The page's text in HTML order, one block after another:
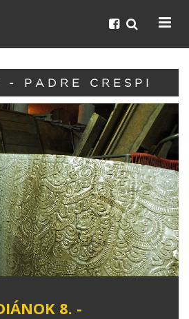
- PADRE CRESPI
8. -